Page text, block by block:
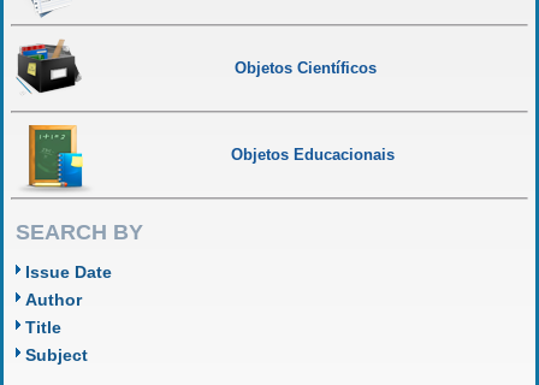
Objetos Científicos
Objetos Educacionais
SEARCH BY
Issue Date
Author
Title
Subject